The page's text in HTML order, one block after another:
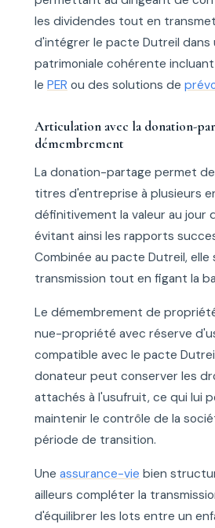
les dividendes tout en
d'intégrer le pacte Dutreil dans
patrimoniale cohérente
le PER ou des solutions de
Articulation avec la donation-
démembrement
La donation-partage permet
titres d'entreprise à plusieurs
définitivement la valeur au jour
évitant ainsi les rapports
Combinée au pacte Dutreil, elle
transmission tout en figant la
Le démembrement de
nue-propriété avec réserve
compatible avec le pacte
donateur peut conserver les
attachés à l'usufruit, ce qui lui
maintenir le contrôle de la
période de transition.
Une assurance-vie bien
ailleurs compléter la
d'équilibrer les lots entre un